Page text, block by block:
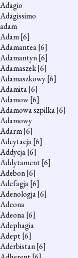
Adagio
Adagissimo
adam
Adam[6]
Adamantea[6]
Adamantyn[6]
Adamaszek[6]
Adamaszkowy[6]
Adamita[6]
Adamow[6]
Adamowa szpilka[6]
Adamowy
Adarm[6]
Adcytacja[6]
Addycja[6]
Addytament[6]
Adebon[6]
Adefagja[6]
Adenologja[6]
Adeona
Adeona[6]
Adephagia
Adept[6]
Aderbistan[6]